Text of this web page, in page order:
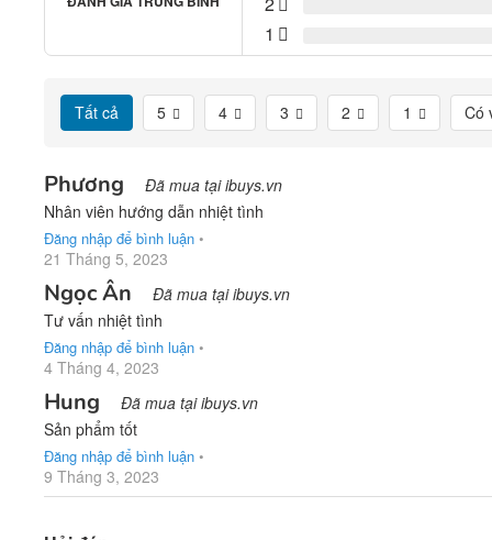
1
Tất cả 5 4 3 2 1 Có
Phương Đã mua tại ibuys.vn
Nhân viên hướng dẫn nhiệt tình
Đăng nhập để bình luận •
21 Tháng 5, 2023
Ngọc Ân Đã mua tại ibuys.vn
Tư vấn nhiệt tình
Đăng nhập để bình luận •
4 Tháng 4, 2023
Hung Đã mua tại ibuys.vn
Sản phẩm tốt
Đăng nhập để bình luận •
9 Tháng 3, 2023